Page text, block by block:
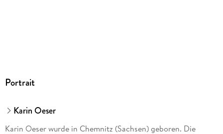
Portrait
Karin Oeser
Karin Oeser wurde in Chemnitz (Sachsen) geboren. Die